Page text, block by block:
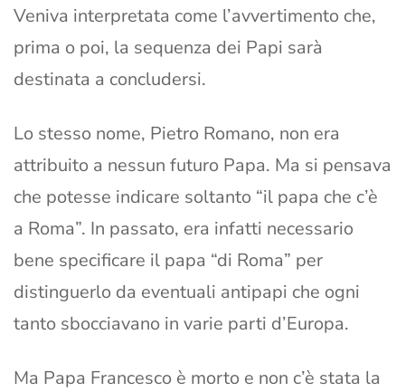
Veniva interpretata come l’avvertimento che,
prima o poi, la sequenza dei Papi sarà
destinata a concludersi.
Lo stesso nome, Pietro Romano, non era
attribuito a nessun futuro Papa. Ma si pensava
che potesse indicare soltanto “il papa che c’è
a Roma”. In passato, era infatti necessario
bene specificare il papa “di Roma” per
distinguerlo da eventuali antipapi che ogni
tanto sbocciavano in varie parti d’Europa.
Ma Papa Francesco è morto e non c’è stata la